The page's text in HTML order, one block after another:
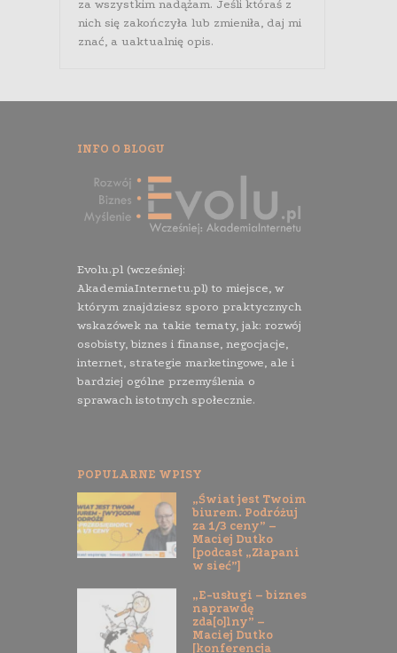
za wszystkim nadążam. Jeśli któraś z
nich się zakończyła lub zmieniła, daj mi
znać, a uaktualnię opis.
INFO O BLOGU
Evolu.pl (wcześniej:
AkademiaInternetu.pl) to miejsce, w
którym znajdziesz sporo praktycznych
wskazówek na takie tematy, jak: rozwój
osobisty, biznes i finanse, negocjacje,
internet, strategie marketingowe, ale i
bardziej ogólne przemyślenia o
sprawach istotnych społecznie.
POPULARNE WPISY
„Świat jest Twoim
biurem. Podróżuj
za 1/3 ceny” –
Maciej Dutko
[podcast „Złapani
w sieć”]
„E-usługi – biznes
naprawdę
zda[o]lny” –
Maciej Dutko
[konferencja